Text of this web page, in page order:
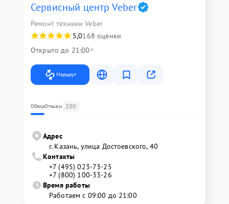
Сервисный центр Veber
Ремонт техники Veber
5,0168 оценки
Открыто до 21:00
Маршрут
ОбзорОтзывы 200
Адрес
г. Казань, улица Достоевского, 40
Контакты
+7 (495) 023-73-25
+7 (800) 100-33-26
Время работы
Работаем с 09:00 до 21:00